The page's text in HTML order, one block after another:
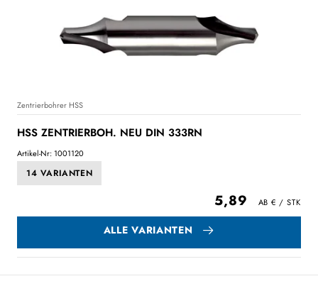
Zentrierbohrer HSS
HSS ZENTRIERBOH. NEU DIN 333RN
Artikel-Nr: 1001120
14 VARIANTEN
5,89
ALLE VARIANTEN